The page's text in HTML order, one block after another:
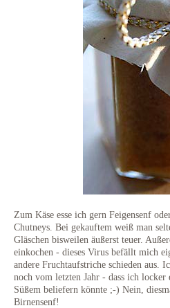
Zum Käse esse ich gern Feigensenf
Chutneys. Bei gekauftem weiß man
Gläschen bisweilen äußerst teuer.
einkochen - dieses Virus befällt mich
andere Fruchtaufstriche schieden aus.
noch vom letzten Jahr - dass ich
Süßem beliefern könnte ;-) Nein,
Birnensenf!